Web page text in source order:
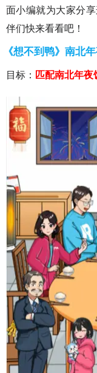
面小编就为大家分
伴们快来看看吧！
《想不到鸭》南北
目标： 匹配南北年夜